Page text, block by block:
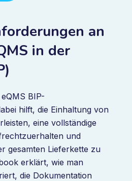
an
in der
BIP-
hilft, die Einhaltung von
eine vollständige
und
gesamten Lieferkette zu
erklärt, wie man
die Dokumentation